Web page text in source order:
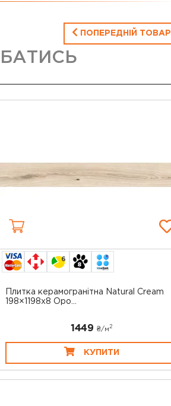
ПОПЕРЕДНІЙ ТОВАР
6
Плитка керамогранітна Natural Cream
198×1198x8 Opo...
1449 ₴/м 2
КУПИТИ